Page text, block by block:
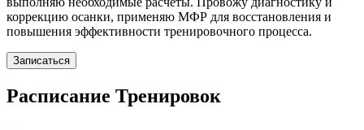
коррекцию осанки, применяю МФР для восстановления и
повышения эффективности тренировочного процесса.
Записаться
Расписание Тренировок